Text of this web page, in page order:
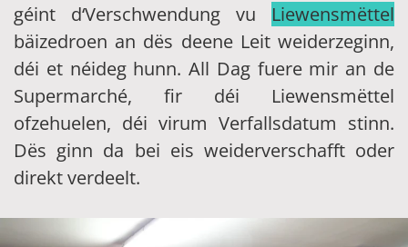
géint d‘Verschwendung vu Liewensmëttel
bäizedroen an dës deene Leit weiderzeginn,
déi et néideg hunn. All Dag fuere mir an de
Supermarché, fir déi Liewensmëttel
ofzehuelen, déi virum Verfallsdatum stinn.
Dës ginn da bei eis weiderverschafft oder
direkt verdeelt.